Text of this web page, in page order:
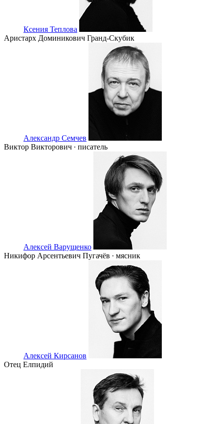
Ксения Теплова
Аристарх Доминикович Гранд-Скубик
Александр Семчев
Виктор Викторович ∙ писатель
Алексей Варущенко
Никифор Арсентьевич Пугачёв ∙ мясник
Алексей Кирсанов
Отец Елпидий